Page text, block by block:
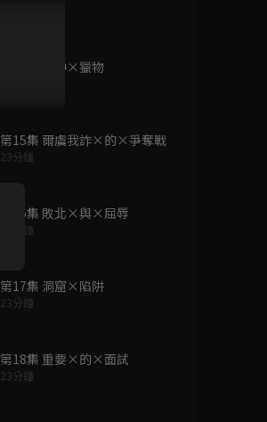
第14集 命中×獵物
第15集 爾虞我詐×的×爭奪戰
23分鐘
第16集 敗北×與×屈辱
23分鐘
第17集 洞窟×陷阱
23分鐘
第18集 重要×的×面試
23分鐘
(國語)暗殺教室 S2
升級VIP最優惠！獨家好